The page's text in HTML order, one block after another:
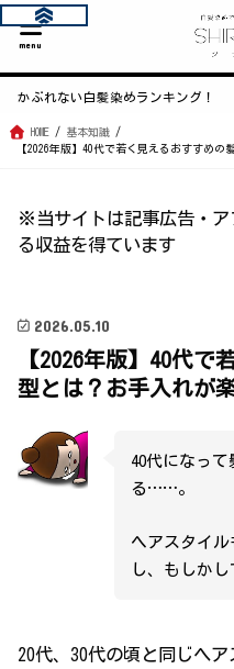
menu
かぶれない白髪染めランキング！
HOME
基本知識
【2026年版】40代で若く見えるおすすめ
※当サイトは記事広告・ア
る収益を得ています
2026.05.10
【2026年版】40代で
型とは？お手入れが
40代になっ
る……。
ヘアスタイ
し、もしかし
20代、30代の頃と同じヘ